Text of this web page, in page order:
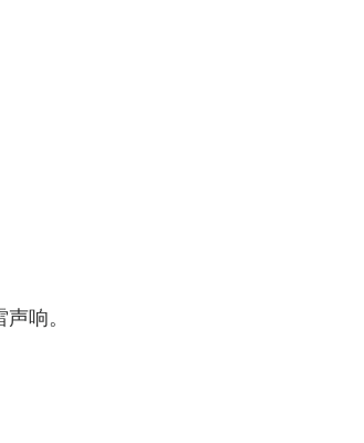
响。